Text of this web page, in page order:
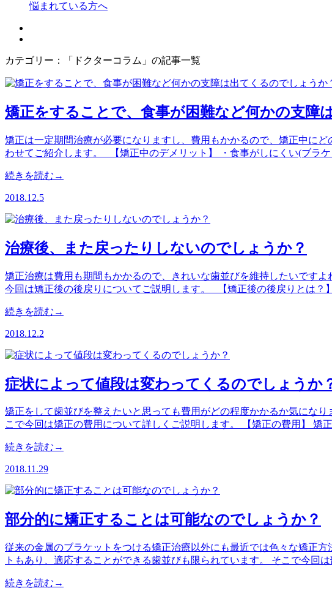
悩まれている方へ
カテゴリー：「ドクターコラム」の記事一覧
矯正をすることで、食事が困難など何かの支障
矯正は一定期間治療が必要になりますし、費用もかかるので、矯正中に
わせてご紹介します。 【矯正中のデメリット】 ・食事がしにくい(ブラ
続きを読む→
2018.12.5
治療後、また戻ったりしないのでしょうか？
矯正治療は費用も期間もかかるので、きれいな歯並びを維持したいです
今回は矯正後の後戻りについてご説明します。 【矯正後の後戻りとは
続きを読む→
2018.12.2
症状によって値段は変わってくるのでしょうか
矯正をして歯並びを整えたいと思っても費用がどの程度かかるか気にな
こで今回は矯正の費用について詳しくご説明します。 【矯正の費用】
続きを読む→
2018.11.29
部分的に矯正することは可能なのでしょうか？
従来の金属のブラケットをつける矯正治療以外にも最近では色々な矯正
トもあり、適応することができる歯並びも限られています。 そこで今
続きを読む→